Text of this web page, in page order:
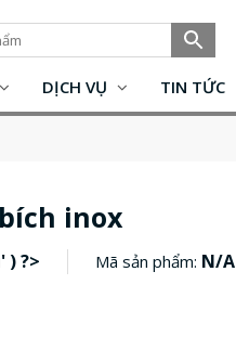
DỊCH VỤ TIN TỨC
inox
?> Mã sản phẩm: N/A